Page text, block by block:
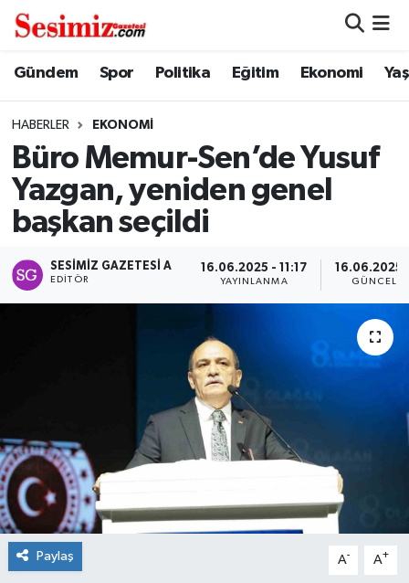
Gündem Spor Politika Eğitim Ekonomi
HABERLER EKONOMI
Büro Memur-Sen’de Yusuf
Yazgan, yeniden genel
başkan seçildi
SESIMIZ GAZETESI A
EDITÖR
16.06.2025 - 11:17
YAYINLANMA
16.06.2025
Paylaş A- A+
Dünya
Ekonomi
Genel
Gündem
Magazin
Spor
Teknoloji
Tokat Haberleri
Nöbetçi Eczaneler
Namaz Vakitleri
Trafik Durumu
Süper Lig Puan Durumu ve Fikstür
Tüm Manşetler
Son Dakika Haberleri